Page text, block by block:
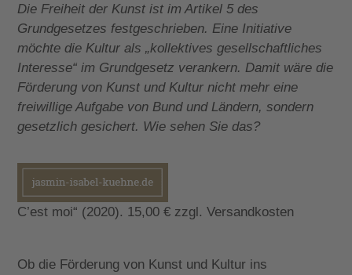
Die Freiheit der Kunst ist im Artikel 5 des
Grundgesetzes festgeschrieben. Eine Initiative
möchte die Kultur als „kollektives gesellschaftliches
Interesse“ im Grundgesetz verankern. Damit wäre die
Förderung von Kunst und Kultur nicht mehr eine
freiwillige Aufgabe von Bund und Ländern, sondern
gesetzlich gesichert. Wie sehen Sie das?
C’est moi“ (2020). 15,00 € zzgl. Versandkosten
Ob die Förderung von Kunst und Kultur ins